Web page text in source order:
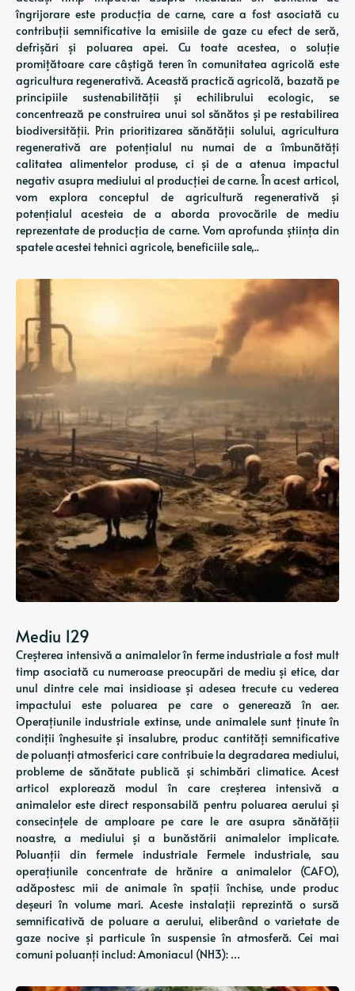
îngrijorare este producția de carne, care a fost asociată cu
contribuții semnificative la emisiile de gaze cu efect de seră,
defrișări și poluarea apei. Cu toate acestea, o soluție
promițătoare care câștigă teren în comunitatea agricolă este
agricultura regenerativă. Această practică agricolă, bazată pe
principiile sustenabilității și echilibrului ecologic, se
concentrează pe construirea unui sol sănătos și pe restabilirea
biodiversității. Prin prioritizarea sănătății solului, agricultura
regenerativă are potențialul nu numai de a îmbunătăți
calitatea alimentelor produse, ci și de a atenua impactul
negativ asupra mediului al producției de carne. În acest articol,
vom explora conceptul de agricultură regenerativă și
potențialul acesteia de a aborda provocările de mediu
reprezentate de producția de carne. Vom aprofunda știința din
spatele acestei tehnici agricole, beneficiile sale,..
Mediu 129
Creșterea intensivă a animalelor în ferme industriale a fost mult
timp asociată cu numeroase preocupări de mediu și etice, dar
unul dintre cele mai insidioase și adesea trecute cu vederea
impactului este poluarea pe care o generează în aer.
Operațiunile industriale extinse, unde animalele sunt ținute în
condiții înghesuite și insalubre, produc cantități semnificative
de poluanți atmosferici care contribuie la degradarea mediului,
probleme de sănătate publică și schimbări climatice. Acest
articol explorează modul în care creșterea intensivă a
animalelor este direct responsabilă pentru poluarea aerului și
consecințele de amploare pe care le are asupra sănătății
noastre, a mediului și a bunăstării animalelor implicate.
Poluanții din fermele industriale Fermele industriale, sau
operațiunile concentrate de hrănire a animalelor (CAFO),
adăpostesc mii de animale în spații închise, unde produc
deșeuri în volume mari. Aceste instalații reprezintă o sursă
semnificativă de poluare a aerului, eliberând o varietate de
gaze nocive și particule în suspensie în atmosferă. Cei mai
comuni poluanți includ: Amoniacul (NH3): …